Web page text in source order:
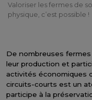
Valoriser les fermes de
physique, c’est possible !
De nombreuses
leur production et
activités économiques
circuits-courts est un
participe à la